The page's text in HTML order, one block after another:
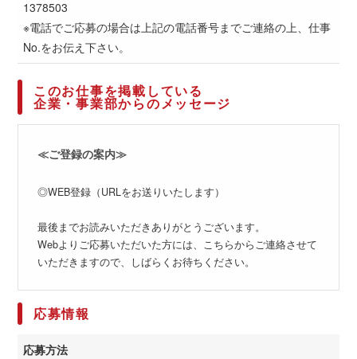
1378503
※電話でご応募の場合は上記の電話番号までご連絡の上、仕事
No.をお伝え下さい。
このお仕事を掲載している
企業・事業部からのメッセージ
≪ご登録の案内≫
◎WEB登録（URLをお送りいたします）
最後までお読みいただきありがとうございます。
Webよりご応募いただいた方には、こちらからご連絡させて
いただきますので、しばらくお待ちください。
応募情報
応募方法